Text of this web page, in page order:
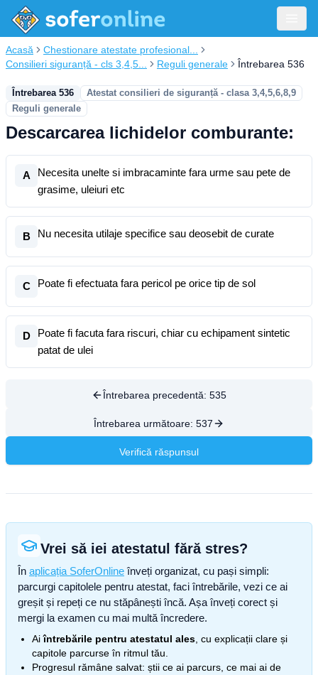
Acasă
Chestionare atestate profesional...
Consilieri siguranță - cls 3,4,5...
Reguli generale Întrebarea 536
Întrebarea 536
Atestat consilieri de siguranță - clasa 3,4,5,6,8,9
Reguli generale
Descarcarea lichidelor comburante:
A
Necesita unelte si imbracaminte fara urme sau pete de
grasime, uleiuri etc
B Nu necesita utilaje specifice sau deosebit de curate
C Poate fi efectuata fara pericol pe orice tip de sol
D
Poate fi facuta fara riscuri, chiar cu echipament sintetic
patat de ulei
Întrebarea precedentă: 535
Întrebarea următoare: 537
Verifică răspunsul
Vrei să iei atestatul fără stres?
În aplicația SoferOnline înveți organizat, cu pași simpli:
parcurgi capitolele pentru atestat, faci întrebările, vezi ce ai
greșit și repeți ce nu stăpânești încă. Așa înveți corect și
mergi la examen cu mai multă încredere.
Aiîntrebările pentru atestatul ales , cu explicații clare și
capitole parcurse în ritmul tău.
Progresul rămâne salvat: știi ce ai parcurs, ce mai ai de